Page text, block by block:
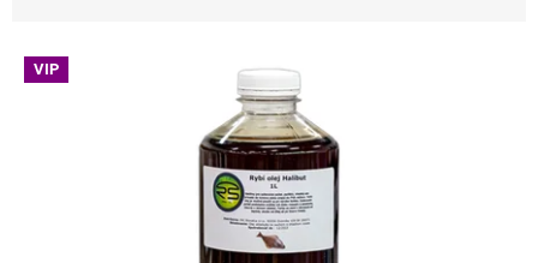
Výpis produktov
VIP